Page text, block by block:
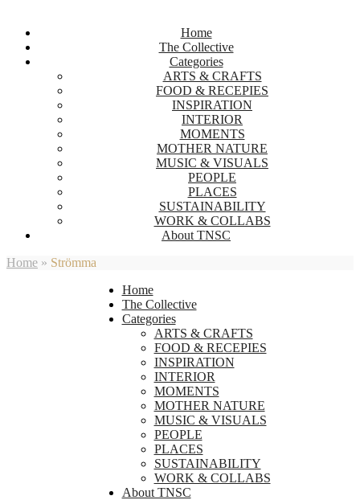
Home
The Collective
Categories
ARTS & CRAFTS
FOOD & RECEPIES
INSPIRATION
INTERIOR
MOMENTS
MOTHER NATURE
MUSIC & VISUALS
PEOPLE
PLACES
SUSTAINABILITY
WORK & COLLABS
About TNSC
Home » Strömma
Home
The Collective
Categories
ARTS & CRAFTS
FOOD & RECEPIES
INSPIRATION
INTERIOR
MOMENTS
MOTHER NATURE
MUSIC & VISUALS
PEOPLE
PLACES
SUSTAINABILITY
WORK & COLLABS
About TNSC